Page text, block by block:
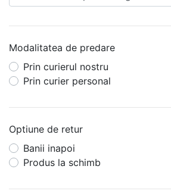
Modalitatea de predare
Prin curierul nostru
Prin curier personal
Optiune de retur
Banii inapoi
Produs la schimb